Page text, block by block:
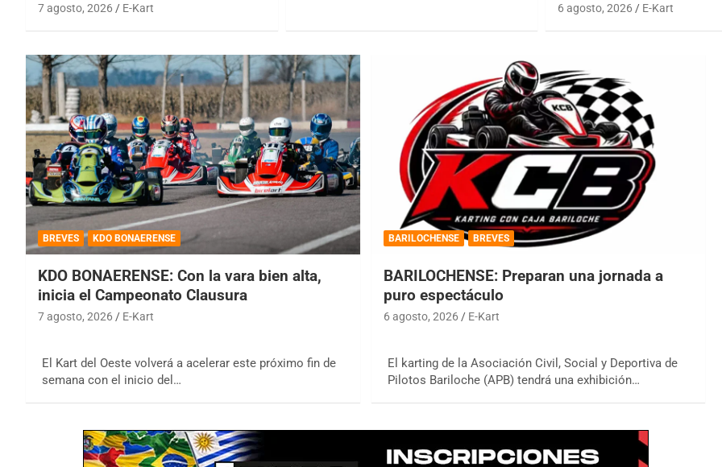
7 agosto, 2026 E-Kart 6 agosto, 2026 E-Kart
BREVES KDO BONAERENSE
KDO BONAERENSE: Con la vara bien alta,
inicia el Campeonato Clausura
7 agosto, 2026 E-Kart
El Kart del Oeste volverá a acelerar este próximo fin de
semana con el inicio del…
BARILOCHENSE BREVES
BARILOCHENSE: Preparan una jornada a
puro espectáculo
6 agosto, 2026 E-Kart
El karting de la Asociación Civil, Social y Deportiva de
Pilotos Bariloche (APB) tendrá una exhibición…